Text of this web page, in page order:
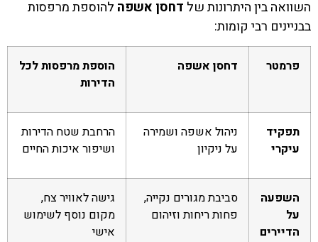
השוואה בין היתרונות של דחסן אשפה להוספת מרפסות
בבניינים רבי קומות:
פרמטר דחסן אשפה
הוספת מרפסות לכל
הדירות
תפקיד
עיקרי
ניהול אשפה ושמירה
על ניקיון
הרחבת שטח הדירות
ושיפור איכות החיים
השפעה
על
הדיירים
סביבת מגורים נקייה,
פחות ריחות וזיהום
גישה לאוויר צח,
מקום נוסף לשימוש
אישי